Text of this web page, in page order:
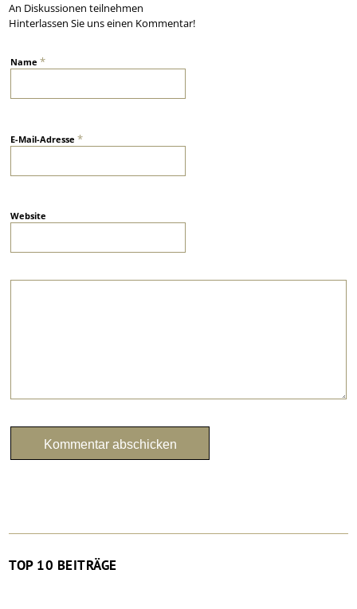
An Diskussionen teilnehmen
Hinterlassen Sie uns einen Kommentar!
Name*
E-Mail-Adresse*
Website
TOP 10 BEITRÄGE